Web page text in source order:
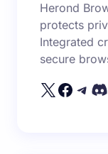
Email *
Herond
protects
Integrated
secure